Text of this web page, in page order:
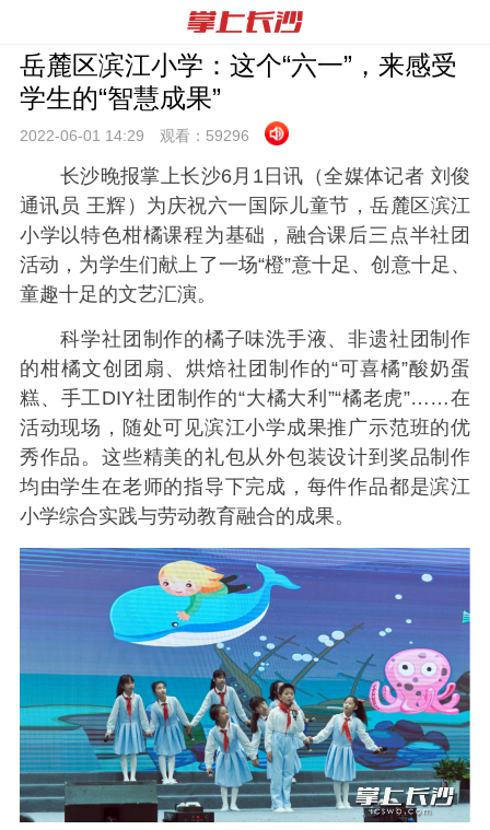
岳麓区滨江小学：这个“六一”，来感受
学生的“智慧成果”
2022-06-01 14:29 观看： 59296
长沙晚报掌上长沙6月1日讯（全媒体记者 刘俊
通讯员 王辉）为庆祝六一国际儿童节，岳麓区滨江
小学以特色柑橘课程为基础，融合课后三点半社团
活动，为学生们献上了一场“橙”意十足、创意十足、
童趣十足的文艺汇演。
科学社团制作的橘子味洗手液、非遗社团制作
的柑橘文创团扇、烘焙社团制作的“可喜橘”酸奶蛋
糕、手工DIY社团制作的“大橘大利”“橘老虎”……在
活动现场，随处可见滨江小学成果推广示范班的优
秀作品。这些精美的礼包从外包装设计到奖品制作
均由学生在老师的指导下完成，每件作品都是滨江
小学综合实践与劳动教育融合的成果。